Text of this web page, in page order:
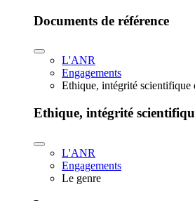
Documents de référence
L'ANR
Engagements
Ethique, intégrité scientifique
Ethique, intégrité
L'ANR
Engagements
Le genre